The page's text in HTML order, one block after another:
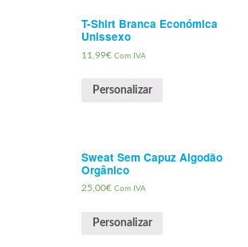
T-Shirt Branca Económica
Unissexo
11,99€ Com IVA
Personalizar
Sweat Sem Capuz Algodão
Orgânico
25,00€ Com IVA
Personalizar